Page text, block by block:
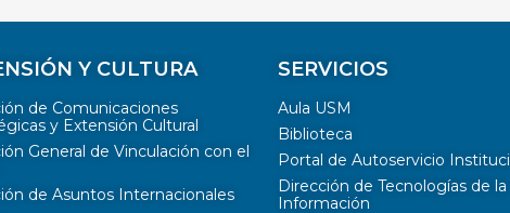
Y CULTURA
de Comunicaciones
y Extensión Cultural
General de Vinculación con el
de Asuntos Internacionales
SERVICIOS
Aula USM
Biblioteca
Portal de Autoservicio
Dirección de Tecnologías de la
Información